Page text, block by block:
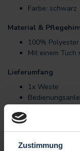
Zustimmung
Farbe: schwarz
Material &
100% Polyester
Mit einem
Lieferumfang
1x Weste